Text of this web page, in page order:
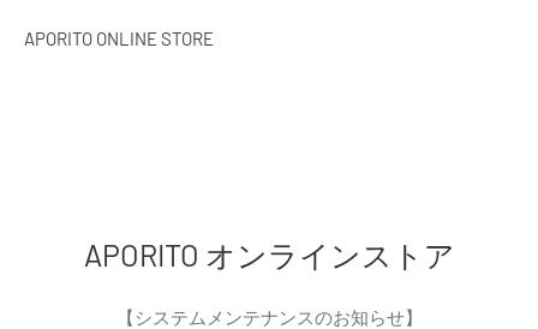
APORITO ONLINE STORE
APORITO オンラインストア
【システムメンテナンスのお知らせ】